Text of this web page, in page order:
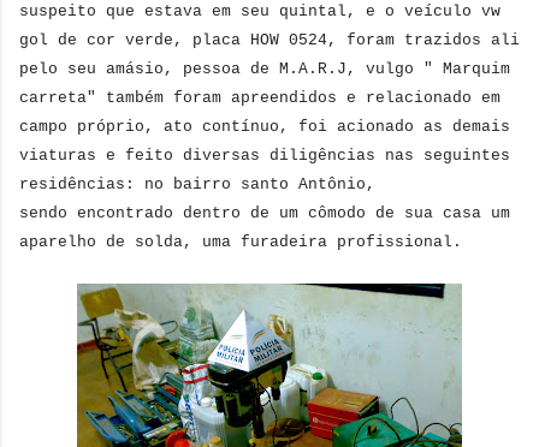
suspeito que estava em seu quintal, e o veículo vw
gol de cor verde, placa HOW 0524, foram trazidos ali
pelo seu amásio, pessoa de M.A.R.J, vulgo " Marquim
carreta" também foram apreendidos e relacionado em
campo próprio, ato contínuo, foi acionado as demais
viaturas e feito diversas diligências nas seguintes
residências: no bairro santo Antônio,
sendo encontrado dentro de um cômodo de sua casa um
aparelho de solda, uma furadeira profissional.